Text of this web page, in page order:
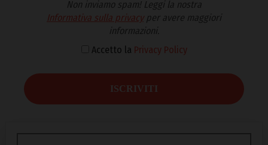
Non inviamo spam! Leggi la nostra
Informativa sulla privacyper avere maggiori
informazioni.
Accetto la Privacy Policy